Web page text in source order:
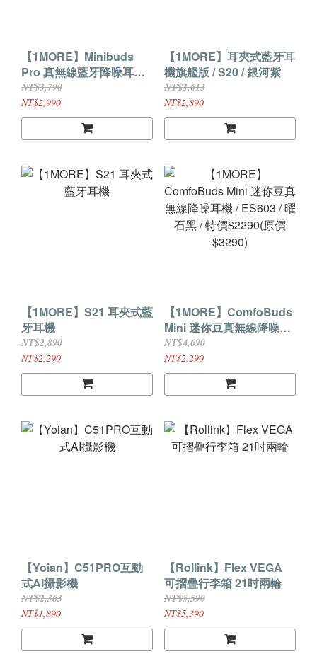
【1MORE】Minibuds
Pro 真無線藍牙降噪耳機 /
Q50 / 黑色
NT$3,790
NT$2,990
【1MORE】耳夾式藍牙耳
機旗艦版 / S20 / 銀河紫
NT$3,613
NT$2,890
【1MORE】S21 耳夾式藍
牙耳機
NT$2,890
NT$2,290
【1MORE】ComfoBuds
Mini 迷你豆真無線降噪耳
機 / ES603 / 曜石黑 / 特價
$2290(原價$3290)
NT$4,690
NT$2,290
【Yoian】C51PRO互動
式AI攝影機
NT$2,363
NT$1,890
【Rollink】Flex VEGA
可摺疊行李箱 21吋兩輪
NT$5,590
NT$5,390